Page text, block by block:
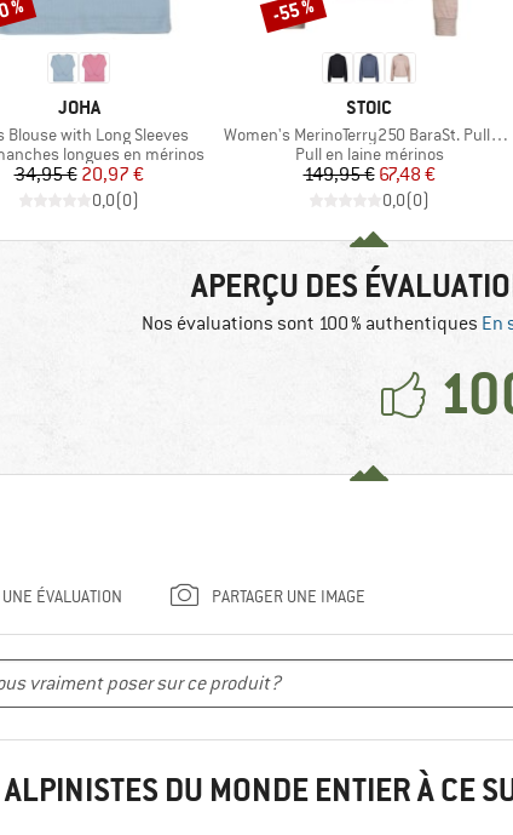
MARQUE
JOHA
Blouse with Long Sleeves
group longues en mérinos
Prix
34,95 €Prix réduit
20,97 €
0,0(0)
%
MARQUE
STOIC
Article
Women's MerinoTerry250 BaraSt. Pullover
Product group
Pull en laine mérinos
Prix
149,95 €Prix réduit
67,48 €
0,0(0)
Remise
-55 %
APERÇU DES
Nos évaluations sont 100 % authentiques En
ÉVALUATION PARTAGER UNE IMAGE
DU MONDE ENTIER À CE